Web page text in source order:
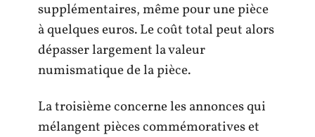
supplémentaires, même pour une pièce
à quelques euros. Le coût total peut alors
dépasser largement la valeur
numismatique de la pièce.
La troisième concerne les annonces qui
mélangent pièces commémoratives et